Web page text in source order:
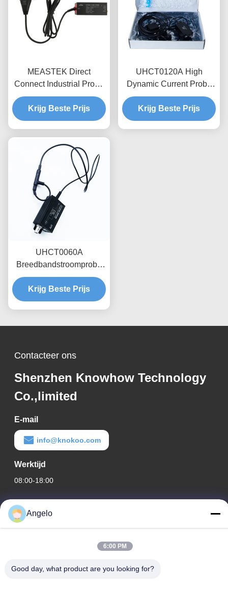
MEASTEK Direct
Connect Industrial Probe
LCTD-serie Lage
frequentie Flexible
Current Probe, Global
Krijg Beste Prijs
UHCT0120A High
Dynamic Current Probe
0.12kA Peak 70%/ms
Verdunning, Anti-
interferentieontwerp
Krijg Beste Prijs
UHCT0060A
Breedbandstroomprobe
100mV/A Gevoeligheid
voor
condensatorontladingsanalyse
temperatuurbestendig
Krijg Beste Prijs
Contacteer ons
Shenzhen Knowhow Technology
Co.,limited
E-mail
info@knokoo.com
Werktijd
08:00-18:00
Ons adres
Bedrijfadres
Street, Longhua District, Shenzhen City, provincie Guangdong
Fabrieksadres
Angelo
6:00 PM
Good day, what product are you looking for?